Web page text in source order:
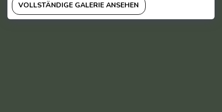
VOLLSTÄNDIGE GALERIE ANSEHEN